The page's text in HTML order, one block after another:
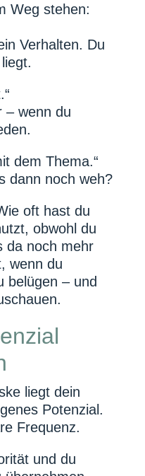
Weg stehen:
Verhalten. Du
– wenn du
dem Thema.“
dann noch weh?
oft hast du
obwohl du
da noch mehr
wenn du
belügen – und
liegt dein
Potenzial.
Frequenz.
und du